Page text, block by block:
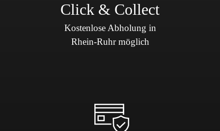
Click & Collect
Kostenlose Abholung in
Rhein-Ruhr möglich